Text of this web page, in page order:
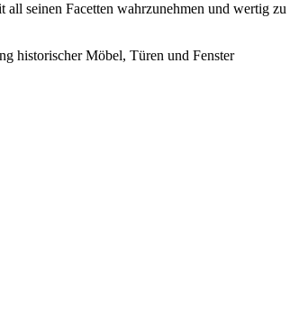
seinen Facetten wahrzunehmen und wertig zu
historischer Möbel, Türen und Fenster